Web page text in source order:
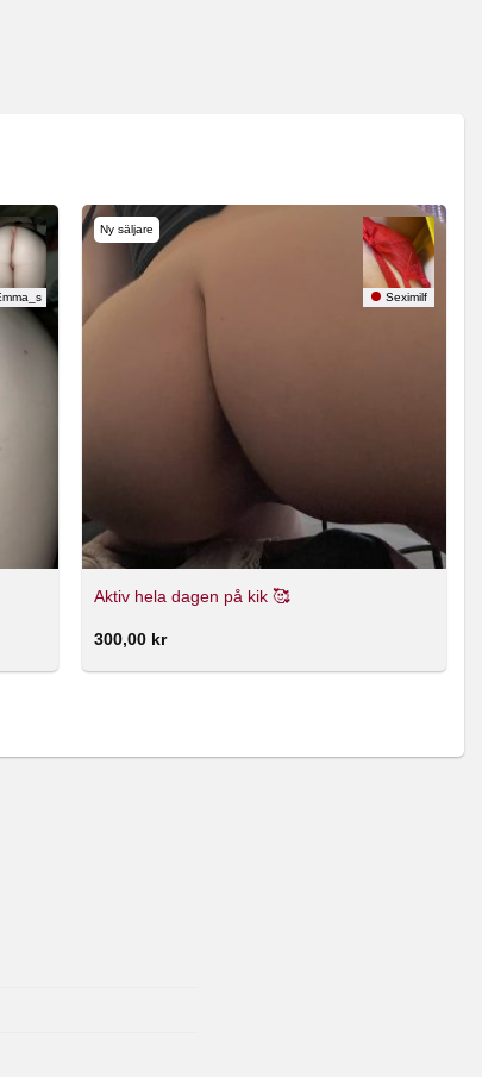
Ny säljare
Seximilf
Aktiv hela dagen på kik 🥰
300,00 kr